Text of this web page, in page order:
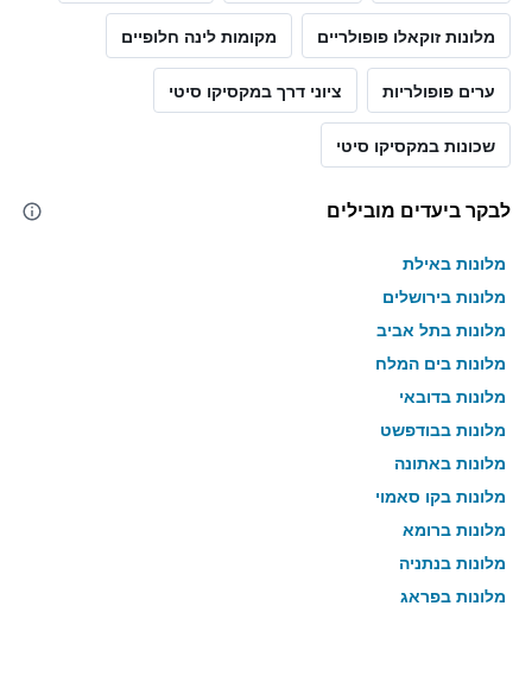
מלונות זוקאלו פופולריים מקומות לינה חלופיים
ערים פופולריות ציוני דרך במקסיקו סיטי
שכונות במקסיקו סיטי
לבקר ביעדים מובילים
מלונות באילת
מלונות בירושלים
מלונות בתל אביב
מלונות בים המלח
מלונות בדובאי
מלונות בבודפשט
מלונות באתונה
מלונות בקו סאמוי
מלונות ברומא
מלונות בנתניה
מלונות בפראג